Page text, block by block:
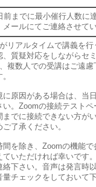
までに最小催行人数に
ールにてご連絡させて
リアルタイムで講義を
質疑対応をしながらセ
複数人での受講はご遠
原因がある場合は、当
い。Zoomの接続テスト
までに接続できない方が
了承ください。
間を除き、Zoomの機能
いただければ幸いです
絡下さい。音声は発言時
チェックをしておいて